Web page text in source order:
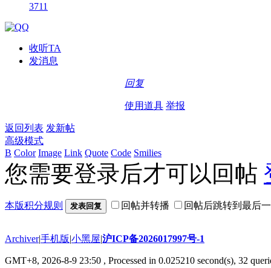
3711
收听TA
发消息
回复
使用道具 举报
返回列表 发新帖
高级模式
B Color Image Link Quote Code Smilies
您需要登录后才可以回帖
本版积分规则 发表回复 回帖并转播 回帖后跳转到最后
Archiver|手机版|小黑屋|沪ICP备2026017997号-1
GMT+8, 2026-8-9 23:50 , Processed in 0.025210 second(s), 32